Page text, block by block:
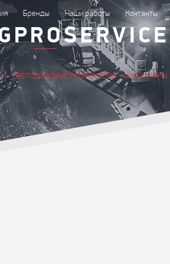
Бренды Наши работы Контакты
» СВЕТОДИОДНЫЕ ПРОЖЕКТОРЫ » АКСЕССУАРЫ